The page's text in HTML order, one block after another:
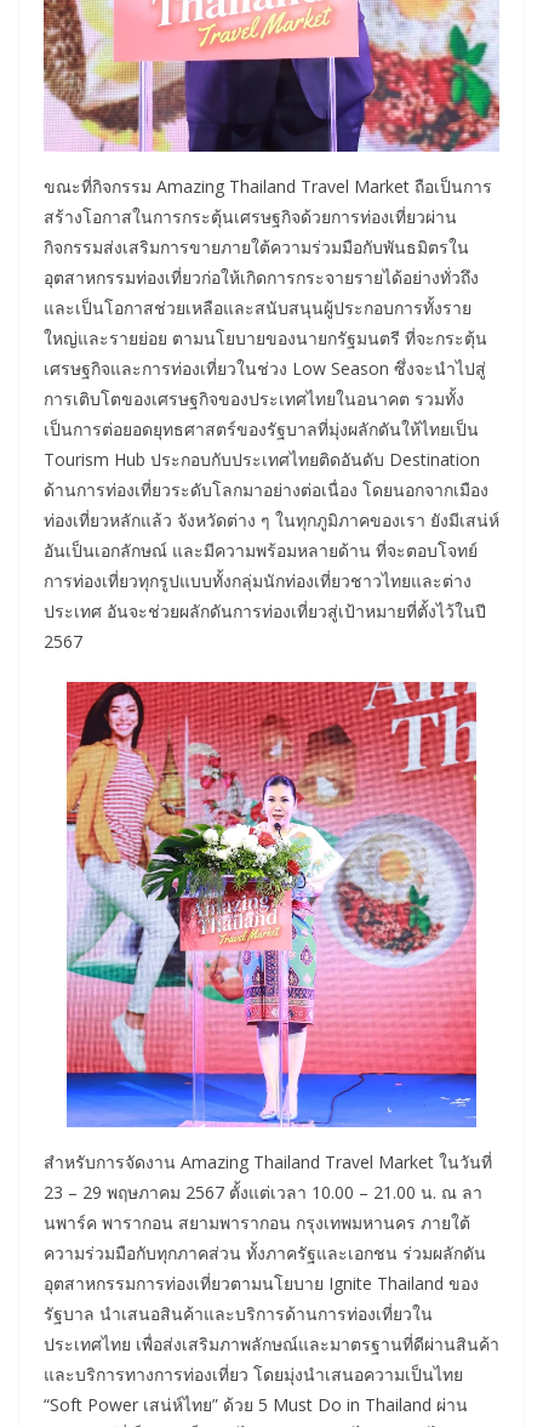
ขณะที่กิจกรรม Amazing Thailand Travel Market ถือเป็นการ
สร้างโอกาสในการกระตุ้นเศรษฐกิจด้วยการท่องเที่ยวผ่าน
กิจกรรมส่งเสริมการขายภายใต้ความร่วมมือกับพันธมิตรใน
อุตสาหกรรมท่องเที่ยวก่อให้เกิดการกระจายรายได้อย่างทั่วถึง
และเป็นโอกาสช่วยเหลือและสนับสนุนผู้ประกอบการทั้งราย
ใหญ่และรายย่อย ตามนโยบายของนายกรัฐมนตรี ที่จะกระตุ้น
เศรษฐกิจและการท่องเที่ยวในช่วง Low Season ซึ่งจะนำไปสู่
การเติบโตของเศรษฐกิจของประเทศไทยในอนาคต รวมทั้ง
เป็นการต่อยอดยุทธศาสตร์ของรัฐบาลที่มุ่งผลักดันให้ไทยเป็น
Tourism Hub ประกอบกับประเทศไทยติดอันดับ Destination
ด้านการท่องเที่ยวระดับโลกมาอย่างต่อเนื่อง โดยนอกจากเมือง
ท่องเที่ยวหลักแล้ว จังหวัดต่าง ๆ ในทุกภูมิภาคของเรา ยังมีเสน่ห์
อันเป็นเอกลักษณ์ และมีความพร้อมหลายด้าน ที่จะตอบโจทย์
การท่องเที่ยวทุกรูปแบบทั้งกลุ่มนักท่องเที่ยวชาวไทยและต่าง
ประเทศ อันจะช่วยผลักดันการท่องเที่ยวสู่เป้าหมายที่ตั้งไว้ในปี
2567
สำหรับการจัดงาน Amazing Thailand Travel Market ในวันที่
23 – 29 พฤษภาคม 2567 ตั้งแต่เวลา 10.00 – 21.00 น. ณ ลา
นพาร์ค พารากอน สยามพารากอน กรุงเทพมหานคร ภายใต้
ความร่วมมือกับทุกภาคส่วน ทั้งภาครัฐและเอกชน ร่วมผลักดัน
อุตสาหกรรมการท่องเที่ยวตามนโยบาย Ignite Thailand ของ
รัฐบาล นำเสนอสินค้าและบริการด้านการท่องเที่ยวใน
ประเทศไทย เพื่อส่งเสริมภาพลักษณ์และมาตรฐานที่ดีผ่านสินค้า
และบริการทางการท่องเที่ยว โดยมุ่งนำเสนอความเป็นไทย
“Soft Power เสน่ห์ไทย” ด้วย 5 Must Do in Thailand ผ่าน